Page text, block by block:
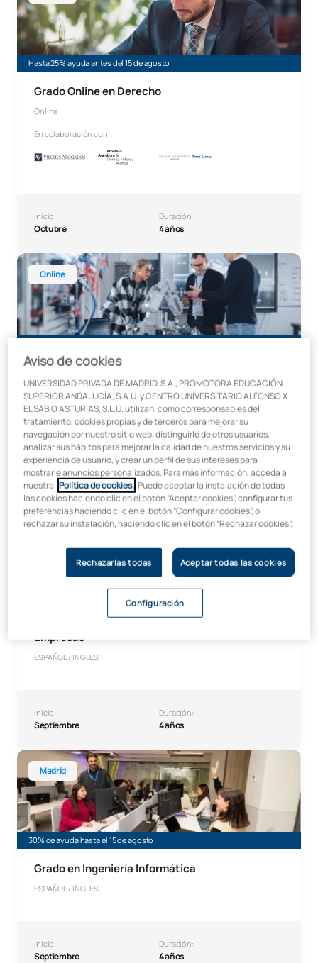
Hasta 25% ayuda antes del 15 de agosto
Grado Online en Derecho
Online
En colaboración con:
Inicio:
Octubre
Duración:
4 años
Online
Computación
Online
Inicio:
Octubre
Duración:
4 años
Grado Online en Inteligencia Artificial y Computación
Madrid
30% de ayuda hasta el 15 de agosto
Grado en Administración y Dirección de
Empresas
ESPAÑOL / INGLÉS
Inicio:
Septiembre
Duración:
4 años
Grado en Administración y Dirección de Empresas
Madrid
30% de ayuda hasta el 15 de agosto
Grado en Ingeniería Informática
ESPAÑOL / INGLÉS
Inicio:
Septiembre
Duración:
4 años
Grado en Ingeniería Informática
Aviso de cookies
UNIVERSIDAD PRIVADA DE MADRID, S.A., PROMOTORA EDUCACIÓN
SUPERIOR ANDALUCÍA, S.A.U. y CENTRO UNIVERSITARIO ALFONSO X
EL SABIO ASTURIAS, S.L.U. utilizan, como corresponsables del
tratamiento, cookies propias y de terceros para mejorar su
navegación por nuestro sitio web, distinguirle de otros usuarios,
analizar sus hábitos para mejorar la calidad de nuestros servicios y su
experiencia de usuario, y crear un perfil de sus intereses para
mostrarle anuncios personalizados. Para más información, acceda a
nuestra Política de cookies. . Puede aceptar la instalación de todas
las cookies haciendo clic en el botón “Aceptar cookies”, configurar tus
preferencias haciendo clic en el botón “Configurar cookies”, o
rechazar su instalación, haciendo clic en el botón “Rechazar cookies”.
Rechazarlas todas Aceptar todas las cookies
Configuración